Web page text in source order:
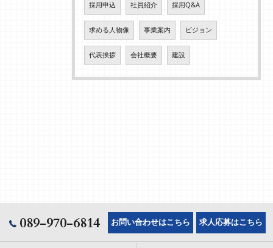
採用申込 社員紹介 採用Q&A
求める人物像 事業案内 ビジョン
代表挨拶 会社概要 建設
089-970-6814 お問い合わせはこちら 求人応募はこちら